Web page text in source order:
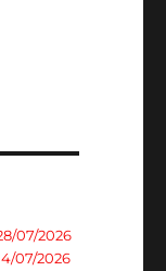
07/2026
07/2026